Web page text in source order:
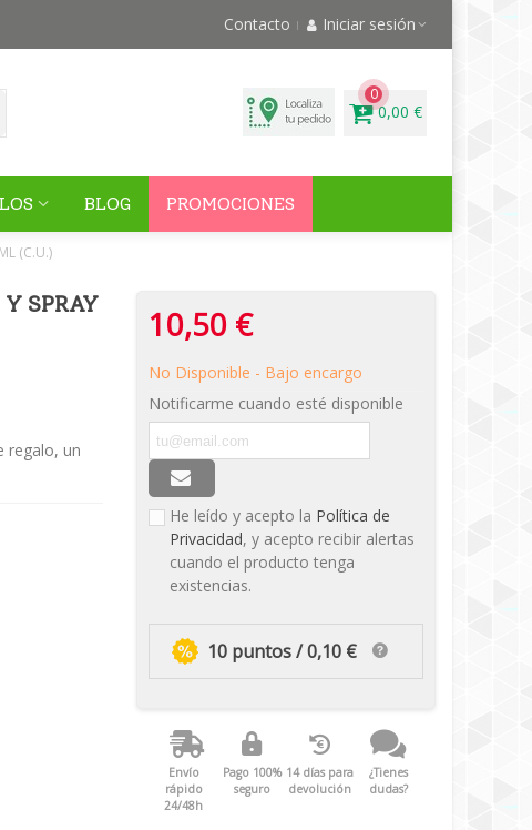
Contacto Iniciar sesión
0
0,00 €
BLOG PROMOCIONES
(C.U.)
SPRAY
regalo, un
10,50 €
No Disponible - Bajo encargo
Notificarme cuando esté disponible
He leído y acepto la Política de
Privacidad, y acepto recibir alertas
cuando el producto tenga
existencias.
10 puntos / 0,10 €
Envío
rápido
24/48h
Pago 100%
seguro
14 días para
devolución
¿Tienes
dudas?